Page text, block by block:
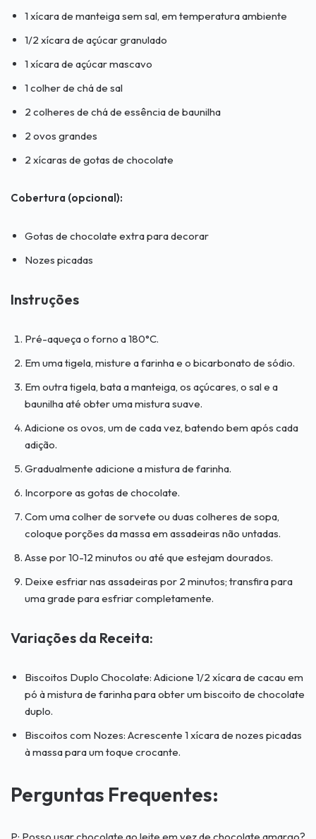
1 xícara de manteiga sem sal, em temperatura ambiente
1/2 xícara de açúcar granulado
1 xícara de açúcar mascavo
1 colher de chá de sal
2 colheres de chá de essência de baunilha
2 ovos grandes
2 xícaras de gotas de chocolate
Cobertura (opcional):
Gotas de chocolate extra para decorar
Nozes picadas
Instruções
Pré-aqueça o forno a 180°C.
Em uma tigela, misture a farinha e o bicarbonato de sódio.
Em outra tigela, bata a manteiga, os açúcares, o sal e a
baunilha até obter uma mistura suave.
Adicione os ovos, um de cada vez, batendo bem após cada
adição.
Gradualmente adicione a mistura de farinha.
Incorpore as gotas de chocolate.
Com uma colher de sorvete ou duas colheres de sopa,
coloque porções da massa em assadeiras não untadas.
Asse por 10-12 minutos ou até que estejam dourados.
Deixe esfriar nas assadeiras por 2 minutos; transfira para
uma grade para esfriar completamente.
Variações da Receita:
Biscoitos Duplo Chocolate: Adicione 1/2 xícara de cacau em
pó à mistura de farinha para obter um biscoito de chocolate
duplo.
Biscoitos com Nozes: Acrescente 1 xícara de nozes picadas
à massa para um toque crocante.
Perguntas Frequentes: